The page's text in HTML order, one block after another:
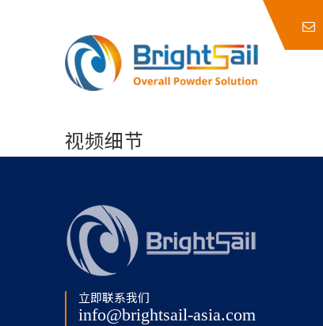
视频细节
立即联系我们
info@brightsail-asia.com